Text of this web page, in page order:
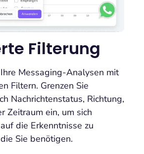
Filterung
Messaging-Analysen mit
Filtern. Grenzen Sie
Nachrichtenstatus, Richtung,
Zeitraum ein, um sich
die Erkenntnisse zu
Sie benötigen.